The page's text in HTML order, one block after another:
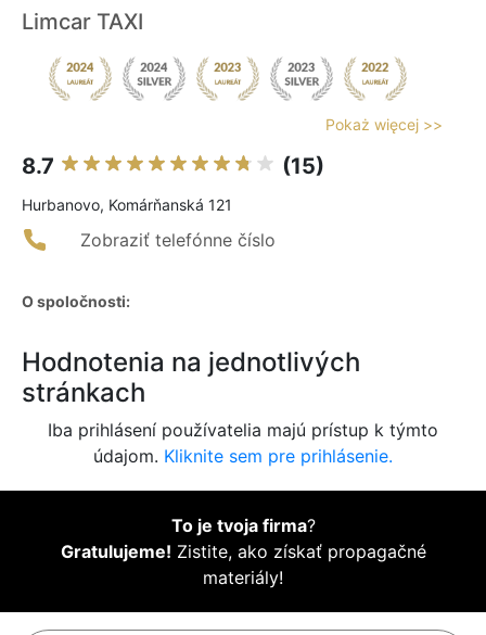
Limcar TAXI
Pokaż więcej >>
8.7 (15)
Hurbanovo, Komárňanská 121
Zobraziť telefónne číslo
O spoločnosti:
Hodnotenia na jednotlivých
stránkach
Iba prihlásení používatelia majú prístup k týmto
údajom. Kliknite sem pre prihlásenie.
To je tvoja firma?
Gratulujeme! Zistite, ako získať propagačné
materiály!